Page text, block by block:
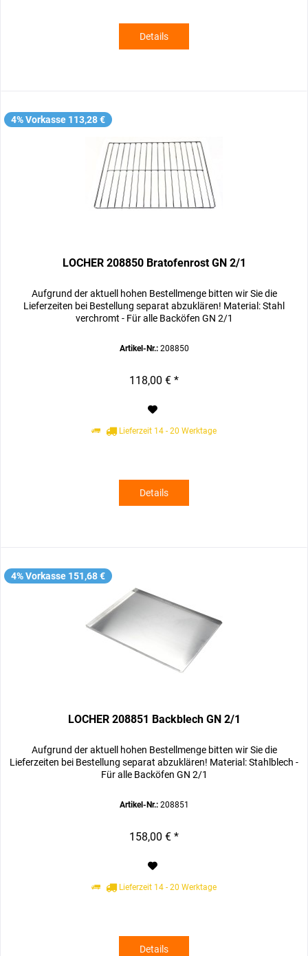
Details
4% Vorkasse 113,28 €
LOCHER 208850 Bratofenrost GN 2/1
Aufgrund der aktuell hohen Bestellmenge bitten wir Sie die
Lieferzeiten bei Bestellung separat abzuklären! Material: Stahl
verchromt - Für alle Backöfen GN 2/1
Artikel-Nr.:208850
118,00 € *
Lieferzeit 14 - 20 Werktage
Details
4% Vorkasse 151,68 €
LOCHER 208851 Backblech GN 2/1
Aufgrund der aktuell hohen Bestellmenge bitten wir Sie die
Lieferzeiten bei Bestellung separat abzuklären! Material: Stahlblech -
Für alle Backöfen GN 2/1
Artikel-Nr.:208851
158,00 € *
Lieferzeit 14 - 20 Werktage
Details